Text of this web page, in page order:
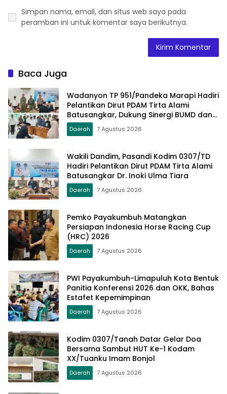
Simpan nama, email, dan situs web saya pada
peramban ini untuk komentar saya berikutnya.
Baca Juga
Wadanyon TP 951/Pandeka Marapi Hadiri
Pelantikan Dirut PDAM Tirta Alami
Batusangkar, Dukung Sinergi BUMD dan
Keamanan Daerah
Daerah 7 Agustus 2026
Wakili Dandim, Pasandi Kodim 0307/TD
Hadiri Pelantikan Dirut PDAM Tirta Alami
Batusangkar Dr. Inoki Ulma Tiara
Daerah 7 Agustus 2026
Pemko Payakumbuh Matangkan
Persiapan Indonesia Horse Racing Cup
(HRC) 2026
Daerah 7 Agustus 2026
PWI Payakumbuh-Limapuluh Kota Bentuk
Panitia Konferensi 2026 dan OKK, Bahas
Estafet Kepemimpinan
Daerah 7 Agustus 2026
Kodim 0307/Tanah Datar Gelar Doa
Bersama Sambut HUT Ke-1 Kodam
XX/Tuanku Imam Bonjol
Daerah 7 Agustus 2026